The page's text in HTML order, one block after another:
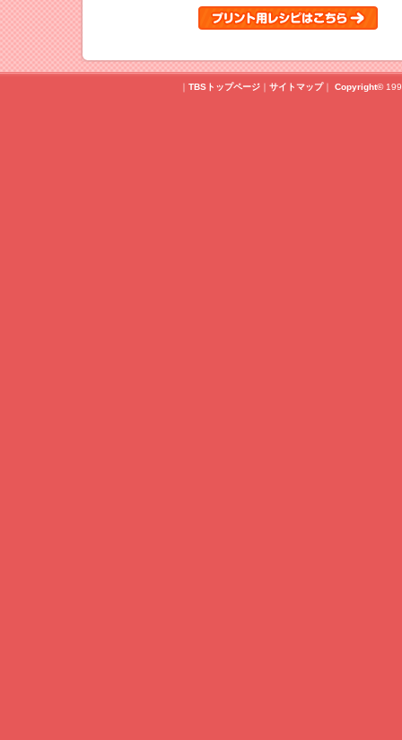
｜ TBSトップページ｜ サイトマップ｜ Copyright©